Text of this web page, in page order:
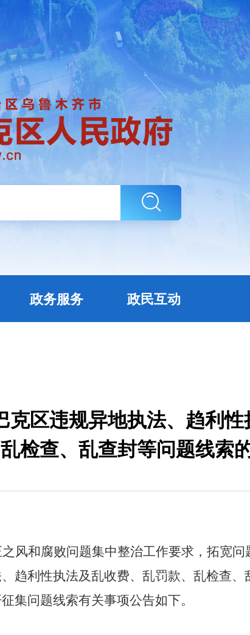
政务服务 政民互动
政务公开 政务服务
克区违规异地执法、趋利
检查、乱查封等问题线索
风和腐败问题集中整治工作要求， 拓宽问
趋利性执法及乱收费、乱罚款、乱检查、
集问题线索有关事项公告如下。